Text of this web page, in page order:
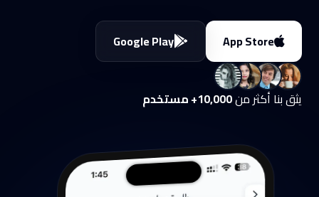
App Store
Google Play
يثق بنا أكثر من10,000+ مستخدم